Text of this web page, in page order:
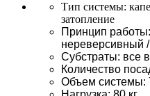
Тип системы:
затопление
Принцип
нереверсивный
Субстраты: все
Количество
Объем системы: